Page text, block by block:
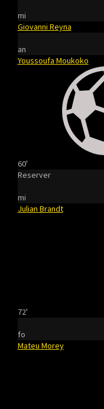
mi
Giovanni Reyna
an
Youssoufa Moukoko
60'
Reserver
mi
Julian Brandt
72'
fo
Mateu Morey